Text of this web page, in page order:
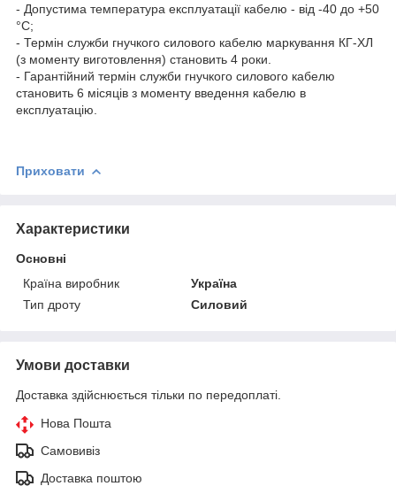
- Допустима температура експлуатації кабелю - від -40 до +50
°С;
- Термін служби гнучкого силового кабелю маркування КГ-ХЛ
(з моменту виготовлення) становить 4 роки.
- Гарантійний термін служби гнучкого силового кабелю
становить 6 місяців з моменту введення кабелю в
експлуатацію.
Приховати
Характеристики
Основні
Країна виробник
Україна
Тип дроту
Силовий
Умови доставки
Доставка здійснюється тільки по передоплаті.
Нова Пошта
Самовивіз
Доставка поштою